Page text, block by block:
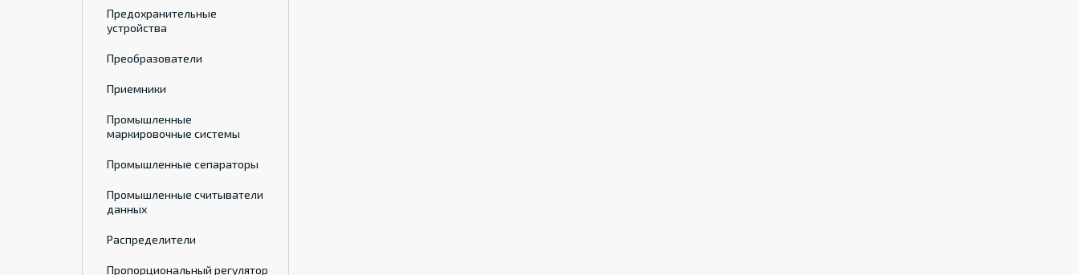
Предохранительные
устройства
Преобразователи
Приемники
Промышленные
маркировочные системы
Промышленные сепараторы
Промышленные считыватели
данных
Распределители
Пропорциональный регулятор